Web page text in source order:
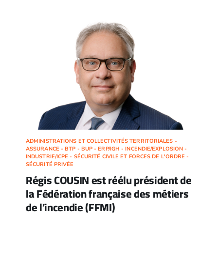
ADMINISTRATIONS ET COLLECTIVITÉS TERRITORIALES -
ASSURANCE - BTP - BUP - ERP/IGH - INCENDIE/EXPLOSION -
INDUSTRIE/ICPE - SÉCURITÉ CIVILE ET FORCES DE L'ORDRE -
SÉCURITÉ PRIVÉE
Régis COUSIN est réélu président de
la Fédération française des métiers
de l’incendie (FFMI)